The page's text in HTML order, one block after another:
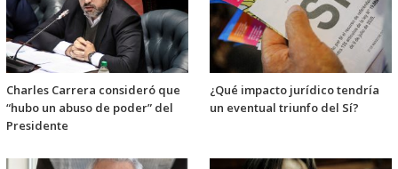
Charles Carrera consideró que
“hubo un abuso de poder” del
Presidente
¿Qué impacto jurídico tendría
un eventual triunfo del Sí?